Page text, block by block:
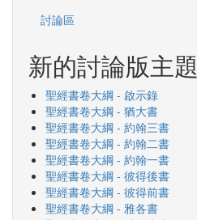
討論區
新的討論版主題
聖經書卷大綱 - 啟示錄
聖經書卷大綱 - 猶大書
聖經書卷大綱 - 約翰三書
聖經書卷大綱 - 約翰二書
聖經書卷大綱 - 約翰一書
聖經書卷大綱 - 彼得後書
聖經書卷大綱 - 彼得前書
聖經書卷大綱 - 雅各書